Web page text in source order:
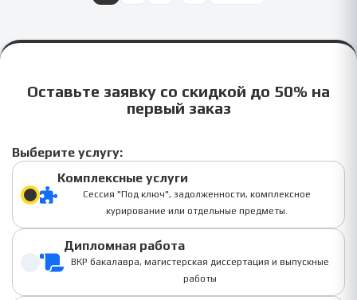
Оставьте заявку со скидкой до 50% на
первый заказ
Выберите услугу:
Комплексные услуги
Сессия "Под ключ", задолженности, комплексное
курирование или отдельные предметы.
Дипломная работа
ВКР бакалавра, магистерская диссертация и выпускные
работы